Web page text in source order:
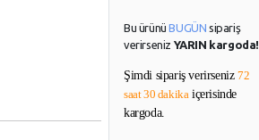
Bu ürünüBUGÜN sipariş
verirseniz YARIN kargoda!
Şimdi sipariş verirseniz 72
saat 30 dakika içerisinde
kargoda.